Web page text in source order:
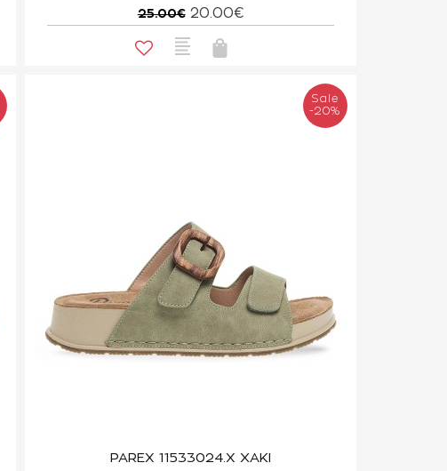
25.00€ 20.00€
Sale
-20%
PAREX 11533024.X ΧΑΚΙ